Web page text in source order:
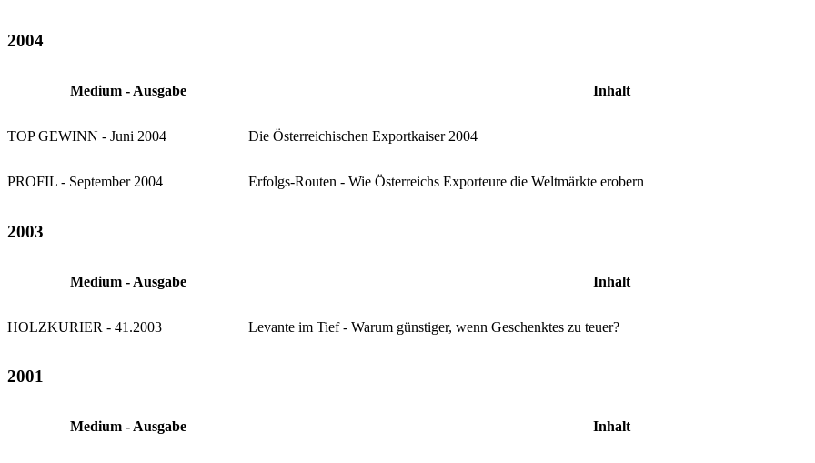
2004
Medium - Ausgabe Inhalt
TOP GEWINN - Juni 2004 Die Österreichischen Exportkaiser 2004
PROFIL - September 2004 Erfolgs-Routen - Wie Österreichs Exporteure die Weltmärkte erobern
2003
Medium - Ausgabe Inhalt
HOLZKURIER - 41.2003 Levante im Tief - Warum günstiger, wenn Geschenktes zu teuer?
2001
Medium - Ausgabe Inhalt